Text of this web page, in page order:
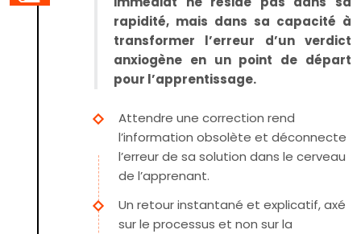
rapidité, mais dans sa capacité à
transformer l’erreur d’un verdict
anxiogène en un point de départ
pour l’apprentissage.
Attendre une correction rend
l’information obsolète et déconnecte
l’erreur de sa solution dans le cerveau
de l’apprenant.
Un retour instantané et explicatif, axé
sur le processus et non sur la